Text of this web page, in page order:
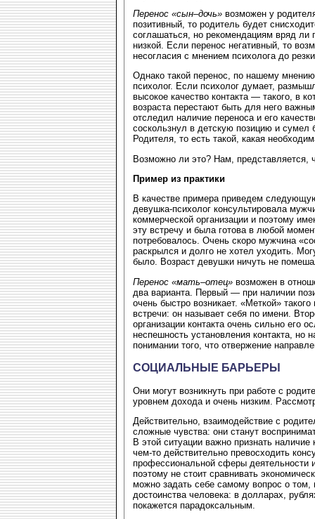
Перенос «сын–дочь» возможен у
позитивный, то родитель будет
соглашаться, но рекомендациям вряд ли
низкой. Если перенос негативный, то
несогласия с мнением психолога до
Однако такой перенос, по нашему
психолог. Если психолог думает,
высокое качество контакта — такого, в
возраста перестают быть для него
отследил наличие переноса и его
соскользнул в детскую позицию и сумел
Родителя, то есть такой, какая
Возможно ли это? Нам, представляется,
Пример из практики
В качестве примера приведем
девушка-психолог консультировала
коммерческой организации и поэтому
эту встречу и была готова в любой
потребовалось. Очень скоро мужчина
раскрылся и долго не хотел уходить.
было. Возраст девушки ничуть не
Перенос «мать–отец» возможен в
два варианта. Первый — при наличии
очень быстро возникает. «Меткой»
встречи: он называет себя по имени.
организации контакта очень сильно его
неспешность установления контакта, но
понимании того, что отвержение
СОЦИАЛЬНЫЕ БАРЬЕРЫ
Они могут возникнуть при работе с
уровнем дохода и очень низким.
Действительно, взаимодействие с
сложные чувства: они станут
В этой ситуации важно признать
чем-то действительно превосходить
профессиональной сферы деятельности
поэтому не стоит сравнивать
можно задать себе самому вопрос о том,
достоинства человека: в долларах,
покажется парадоксальным.